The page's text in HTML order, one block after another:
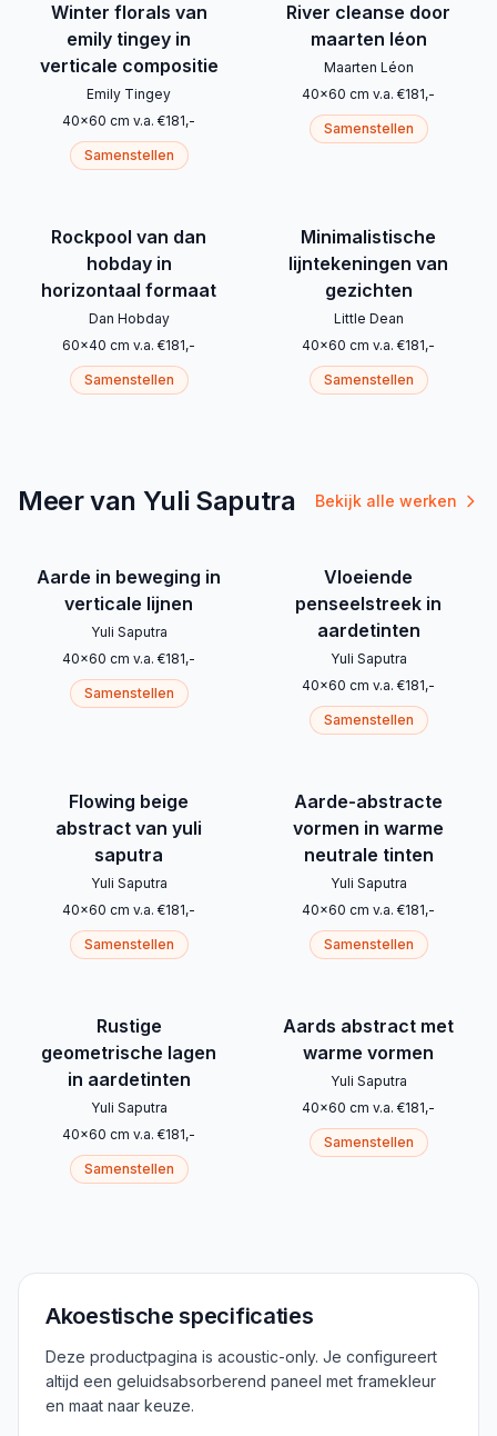
Winter florals van
emily tingey in
verticale compositie
Emily Tingey
40x60 cm v.a. €181,-
Samenstellen
River cleanse door
maarten léon
Maarten Léon
40x60 cm v.a. €181,-
Samenstellen
Rockpool van dan
hobday in
horizontaal formaat
Dan Hobday
60x40 cm v.a. €181,-
Samenstellen
Minimalistische
lijntekeningen van
gezichten
Little Dean
40x60 cm v.a. €181,-
Samenstellen
Meer van Yuli Saputra Bekijk alle werken
Aarde in beweging in
verticale lijnen
Yuli Saputra
40x60 cm v.a. €181,-
Samenstellen
Vloeiende
penseelstreek in
aardetinten
Yuli Saputra
40x60 cm v.a. €181,-
Samenstellen
Flowing beige
abstract van yuli
saputra
Yuli Saputra
40x60 cm v.a. €181,-
Samenstellen
Aarde-abstracte
vormen in warme
neutrale tinten
Yuli Saputra
40x60 cm v.a. €181,-
Samenstellen
Rustige
geometrische lagen
in aardetinten
Yuli Saputra
40x60 cm v.a. €181,-
Samenstellen
Aards abstract met
warme vormen
Yuli Saputra
40x60 cm v.a. €181,-
Samenstellen
Akoestische specificaties
Deze productpagina is acoustic-only. Je configureert
altijd een geluidsabsorberend paneel met framekleur
en maat naar keuze.